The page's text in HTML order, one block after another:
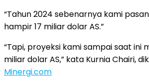
“Tahun 2024 sebenarnya kami
hampir 17 miliar dolar AS.”
“Tapi, proyeksi kami sampai saat ini
miliar dolar AS,” kata Kurnia Chairi,
Minergi.com